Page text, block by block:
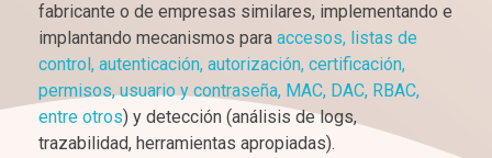
fabricante o de empresas similares, implementando e
implantando mecanismos para accesos, listas de
control, autenticación, autorización, certificación,
permisos, usuario y contraseña, MAC, DAC, RBAC,
entre otros) y detección (análisis de logs,
trazabilidad, herramientas apropiadas).